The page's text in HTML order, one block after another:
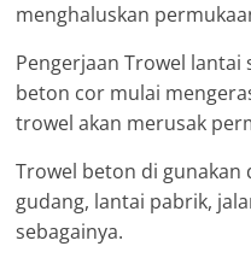
menghaluskan
Pengerjaan Trowel lantai
beton cor mulai
trowel akan merusak
Trowel beton di gunakan
gudang, lantai pabrik,
sebagainya.